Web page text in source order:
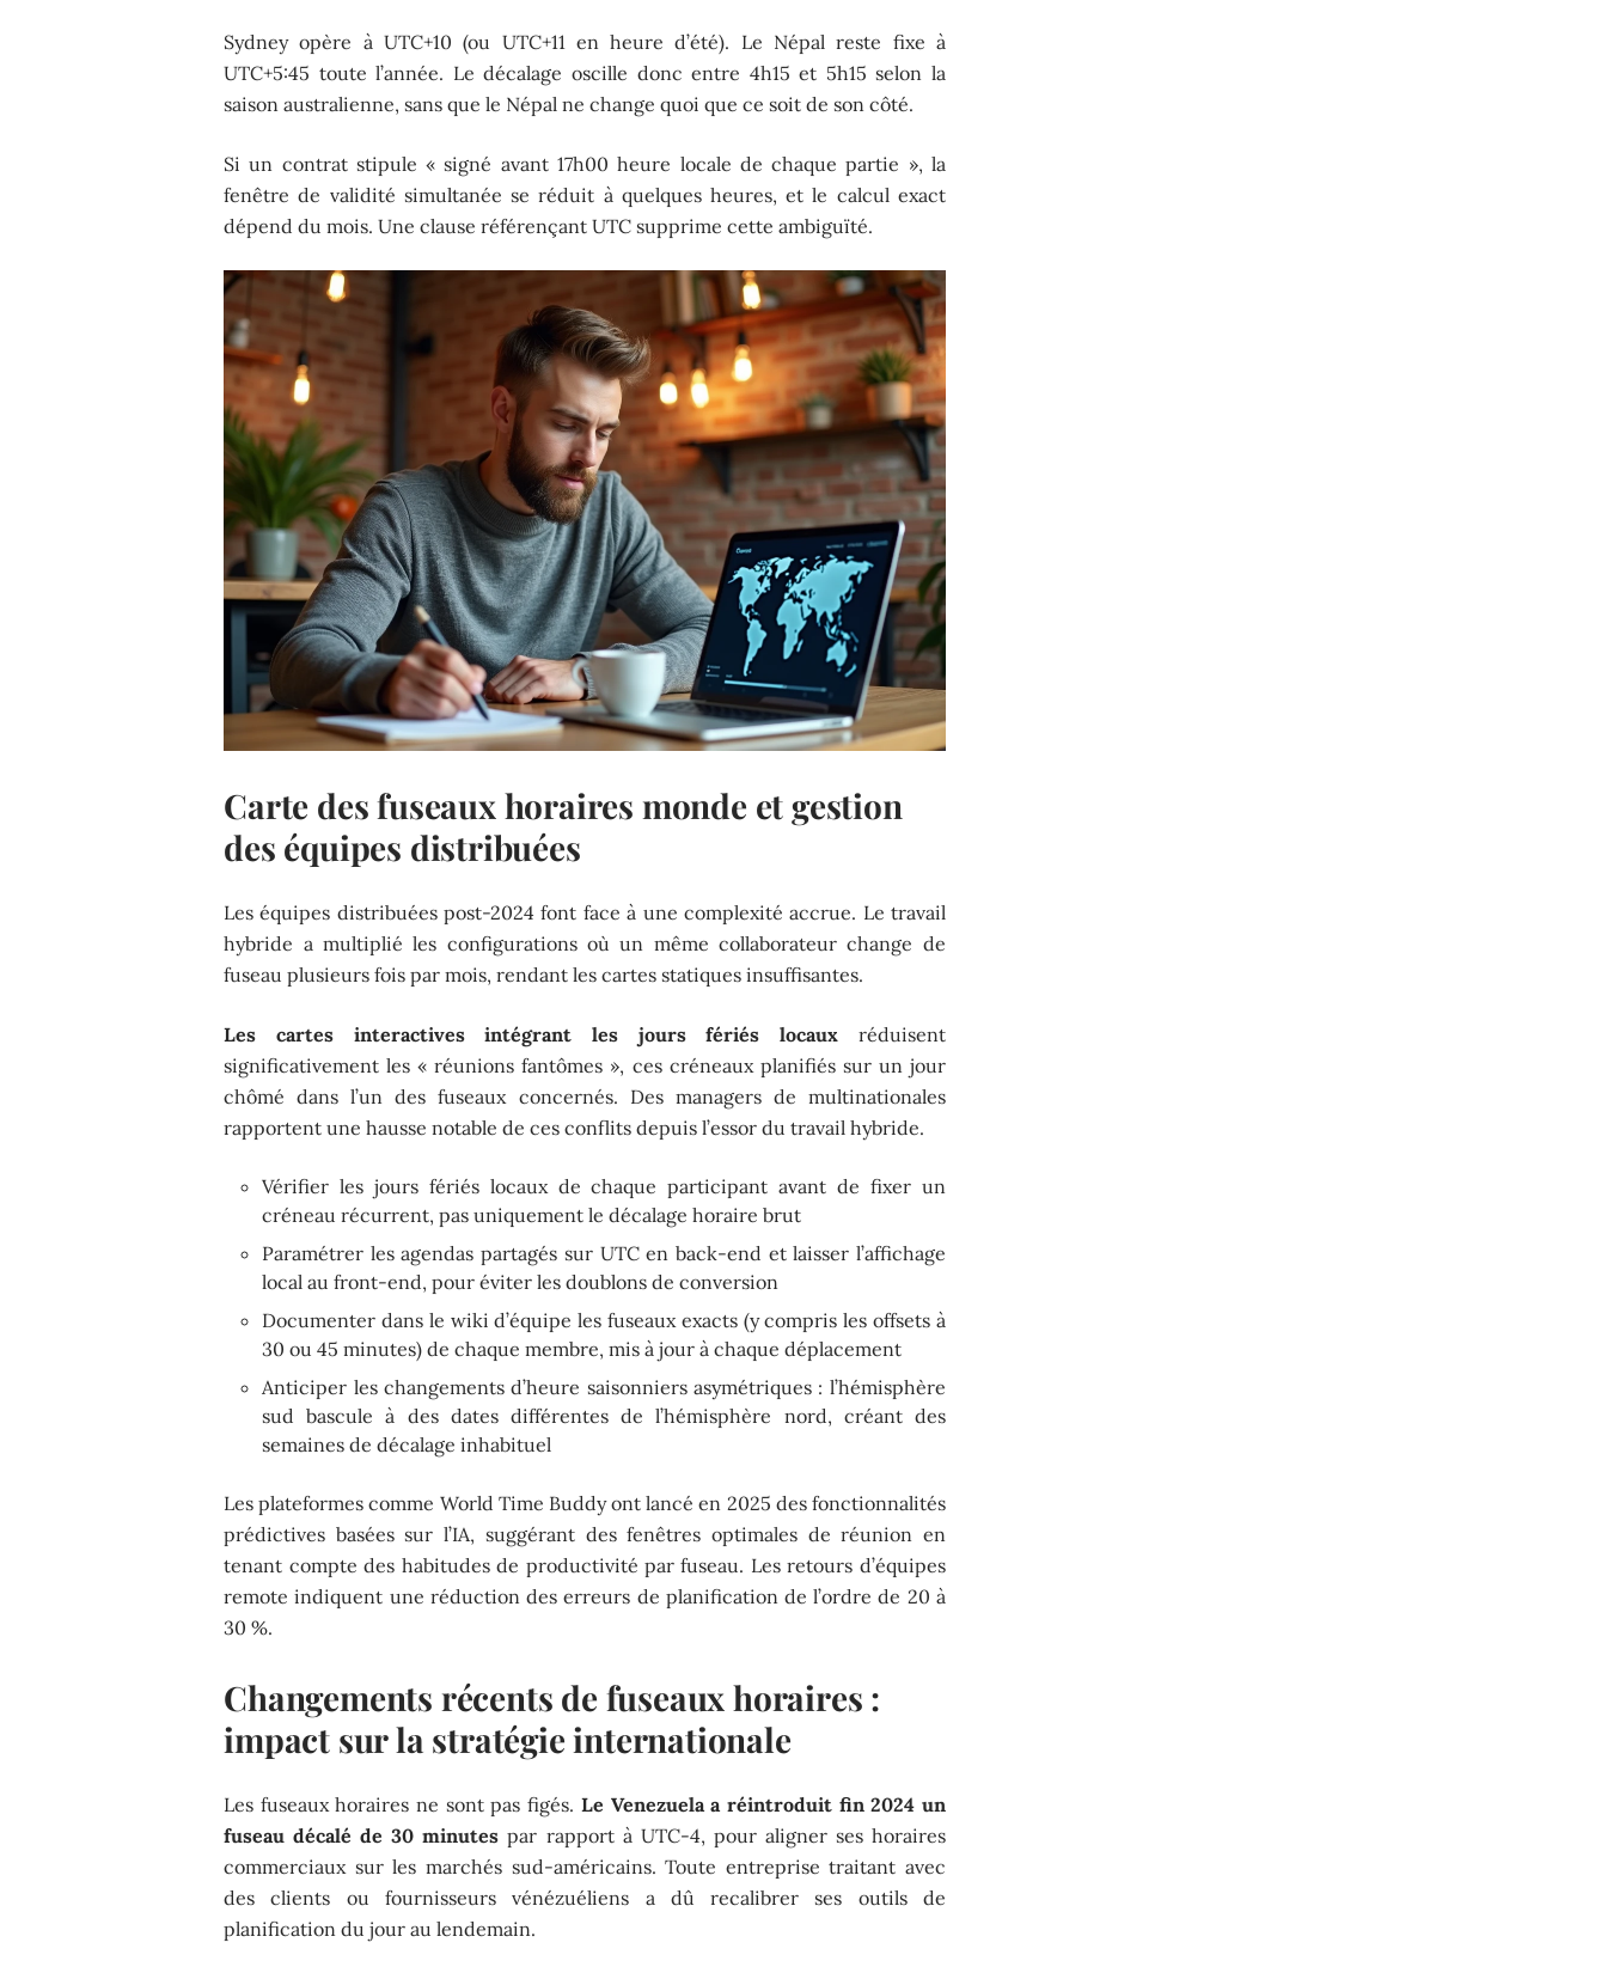
Sydney opère à UTC+10 (ou UTC+11 en heure d’été). Le Népal reste fixe à
UTC+5:45 toute l’année. Le décalage oscille donc entre 4h15 et 5h15 selon la
saison australienne, sans que le Népal ne change quoi que ce soit de son côté.
Si un contrat stipule « signé avant 17h00 heure locale de chaque partie », la
fenêtre de validité simultanée se réduit à quelques heures, et le calcul exact
dépend du mois. Une clause référençant UTC supprime cette ambiguïté.
Carte des fuseaux horaires monde et gestion
des équipes distribuées
Les équipes distribuées post-2024 font face à une complexité accrue. Le travail
hybride a multiplié les configurations où un même collaborateur change de
fuseau plusieurs fois par mois, rendant les cartes statiques insuffisantes.
Les cartes interactives intégrant les jours fériés locaux réduisent
significativement les « réunions fantômes », ces créneaux planifiés sur un jour
chômé dans l’un des fuseaux concernés. Des managers de multinationales
rapportent une hausse notable de ces conflits depuis l’essor du travail hybride.
Vérifier les jours fériés locaux de chaque participant avant de fixer un
créneau récurrent, pas uniquement le décalage horaire brut
Paramétrer les agendas partagés sur UTC en back-end et laisser l’affichage
local au front-end, pour éviter les doublons de conversion
Documenter dans le wiki d’équipe les fuseaux exacts (y compris les offsets à
30 ou 45 minutes) de chaque membre, mis à jour à chaque déplacement
Anticiper les changements d’heure saisonniers asymétriques : l’hémisphère
sud bascule à des dates différentes de l’hémisphère nord, créant des
semaines de décalage inhabituel
Les plateformes comme World Time Buddy ont lancé en 2025 des fonctionnalités
prédictives basées sur l’IA, suggérant des fenêtres optimales de réunion en
tenant compte des habitudes de productivité par fuseau. Les retours d’équipes
remote indiquent une réduction des erreurs de planification de l’ordre de 20 à
30 %.
Changements récents de fuseaux horaires :
impact sur la stratégie internationale
Les fuseaux horaires ne sont pas figés. Le Venezuela a réintroduit fin 2024 un
fuseau décalé de 30 minutes par rapport à UTC-4, pour aligner ses horaires
commerciaux sur les marchés sud-américains. Toute entreprise traitant avec
des clients ou fournisseurs vénézuéliens a dû recalibrer ses outils de
planification du jour au lendemain.